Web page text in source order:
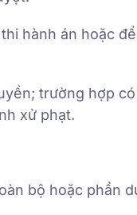
hành án hoặc để
trường hợp
xử phạt.
bộ hoặc phần